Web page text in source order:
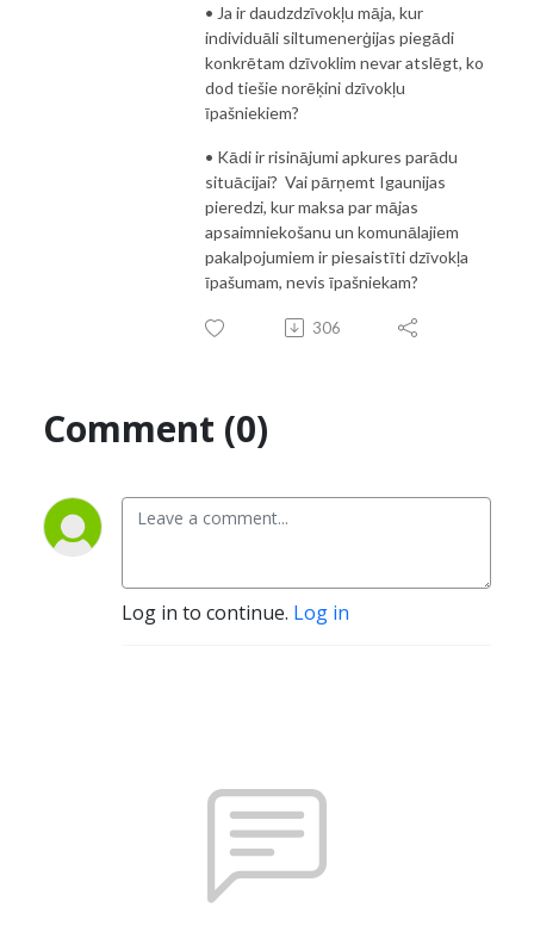
• Ja ir daudzdzīvokļu māja, kur
individuāli siltumenerģijas piegādi
konkrētam dzīvoklim nevar atslēgt, ko
dod tiešie norēķini dzīvokļu
īpašniekiem?
• Kādi ir risinājumi apkures parādu
situācijai? Vai pārņemt Igaunijas
pieredzi, kur maksa par mājas
apsaimniekošanu un komunālajiem
pakalpojumiem ir piesaistīti dzīvokļa
īpašumam, nevis īpašniekam?
306
Comment (0)
Log in to continue. Log in